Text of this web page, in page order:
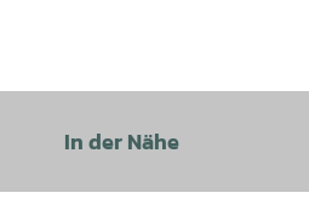
In der Nähe